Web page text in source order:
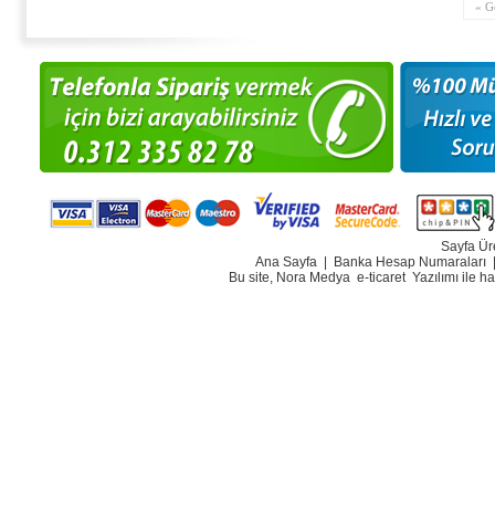
«
Sayfa
Ana Sayfa
Banka Hesap Numaraları
Bu site, Nora Medya e-ticaret Yazılımı ile